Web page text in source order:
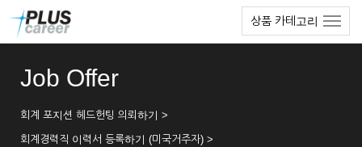
상품 카테고리
Job Offer
회계 포지션 헤드헌팅 의뢰하기 >
회계경력직 이력서 등록하기 (미국거주자) >